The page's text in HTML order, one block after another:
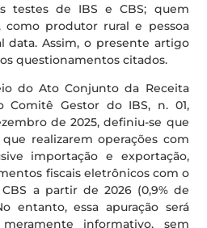
testes de IBS e CBS; quem
como produtor rural e pessoa
data. Assim, o presente artigo
questionamentos citados.
do Ato Conjunto da Receita
Comitê Gestor do IBS, n. 01,
de 2025, definiu-se que
realizarem operações com
importação e exportação,
fiscais eletrônicos com o
a partir de 2026 (0,9% de
entanto, essa apuração será
informativo, sem